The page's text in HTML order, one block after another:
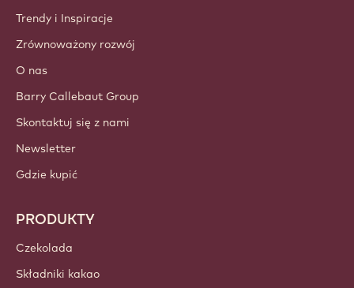
Trendy i Inspiracje
Zrównoważony rozwój
O nas
Barry Callebaut Group
Skontaktuj się z nami
Newsletter
Gdzie kupić
PRODUKTY
Czekolada
Składniki kakao